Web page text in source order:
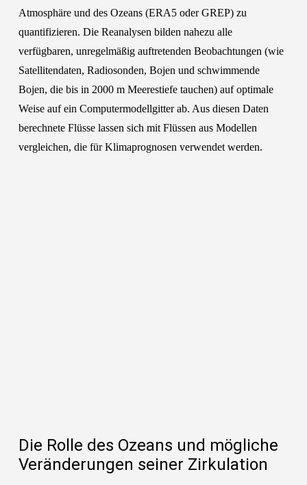
Atmosphäre und des Ozeans (ERA5 oder GREP) zu
quantifizieren. Die Reanalysen bilden nahezu alle
verfügbaren, unregelmäßig auftretenden Beobachtungen (wie
Satellitendaten, Radiosonden, Bojen und schwimmende
Bojen, die bis in 2000 m Meerestiefe tauchen) auf optimale
Weise auf ein Computermodellgitter ab. Aus diesen Daten
berechnete Flüsse lassen sich mit Flüssen aus Modellen
vergleichen, die für Klimaprognosen verwendet werden.
„Die Quantifizierung der atmosphärischen,
Die Rolle des Ozeans und mögliche
Veränderungen seiner Zirkulation